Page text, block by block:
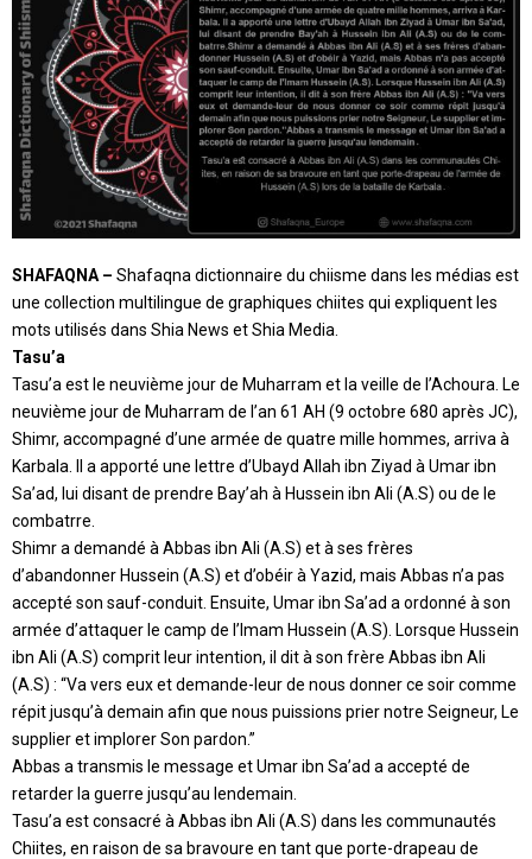
SHAFAQNA – Shafaqna dictionnaire du chiisme dans les médias est
une collection multilingue de graphiques chiites qui expliquent les
mots utilisés dans Shia News et Shia Media.
Tasu’a
Tasu’a est le neuvième jour de Muharram et la veille de l’Achoura. Le
neuvième jour de Muharram de l’an 61 AH (9 octobre 680 après JC),
Shimr, accompagné d’une armée de quatre mille hommes, arriva à
Karbala. Il a apporté une lettre d’Ubayd Allah ibn Ziyad à Umar ibn
Sa’ad, lui disant de prendre Bay’ah à Hussein ibn Ali (A.S) ou de le
combatrre.
Shimr a demandé à Abbas ibn Ali (A.S) et à ses frères
d’abandonner Hussein (A.S) et d’obéir à Yazid, mais Abbas n’a pas
accepté son sauf-conduit. Ensuite, Umar ibn Sa’ad a ordonné à son
armée d’attaquer le camp de l’Imam Hussein (A.S). Lorsque Hussein
ibn Ali (A.S) comprit leur intention, il dit à son frère Abbas ibn Ali
(A.S) : “Va vers eux et demande-leur de nous donner ce soir comme
répit jusqu’à demain afin que nous puissions prier notre Seigneur, Le
supplier et implorer Son pardon.”
Abbas a transmis le message et Umar ibn Sa’ad a accepté de
retarder la guerre jusqu’au lendemain.
Tasu’a est consacré à Abbas ibn Ali (A.S) dans les communautés
Chiites, en raison de sa bravoure en tant que porte-drapeau de